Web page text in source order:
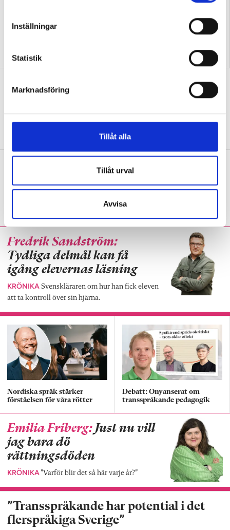
e
Inställningar
Statistik
Marknadsföring
Tillåt alla
Tillåt urval
Avvisa
historia
Debatt: Mardröm att många elever
aldrig läst en bok
DEBATTSvenskläraren: ”Låter i mina öron
som ett livslångt straff.”
Tre språklärare om diktamen
vinsten att de både lyssnar och antecknar.”
Fredrik Sandström:
Tydliga delmål kan få
igång elevernas läsning
KRÖNIKA Svenskläraren om hur han fick eleven
att ta kontroll över sin hjärna.
Nordiska språk stärker
förståelsen för våra rötter
Debatt: Onyanserat om
transspråkande pedagogik
Emilia Friberg: Just nu vill
jag bara dö
rättningsdöden
KRÖNIKA”Varför blir det så här varje år?”
”Transspråkande har potential i det
flerspråkiga Sverige”